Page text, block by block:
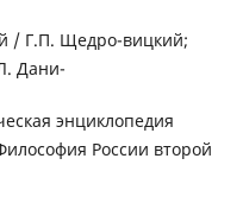
/ Г.П. Щедро-вицкий;
Дани-
энциклопедия
России второй